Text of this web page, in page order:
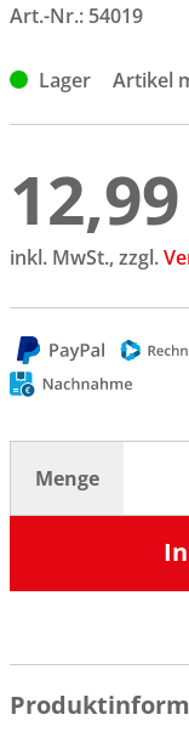
Art.-Nr.: 54019
Lager Artikel
inkl. MwSt., zzgl.
Menge